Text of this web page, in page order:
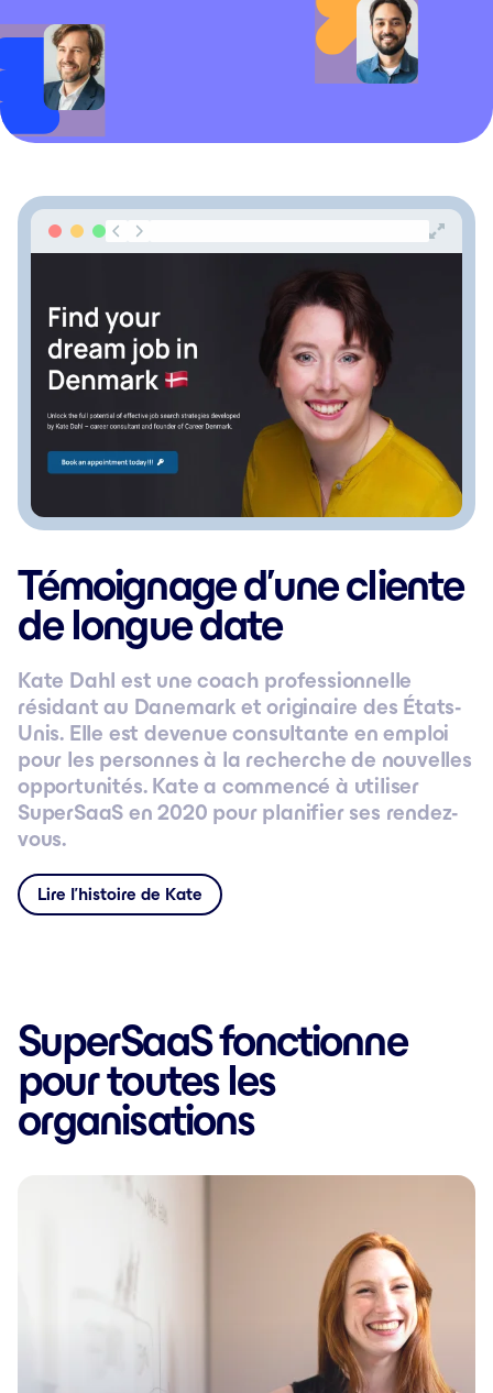
Témoignage d’une cliente
de longue date
Kate Dahl est une coach professionnelle
résidant au Danemark et originaire des États-
Unis. Elle est devenue consultante en emploi
pour les personnes à la recherche de nouvelles
opportunités. Kate a commencé à utiliser
SuperSaaS en 2020 pour planifier ses rendez-
vous.
Lire l’histoire de Kate
SuperSaaS fonctionne
pour toutes les
organisations